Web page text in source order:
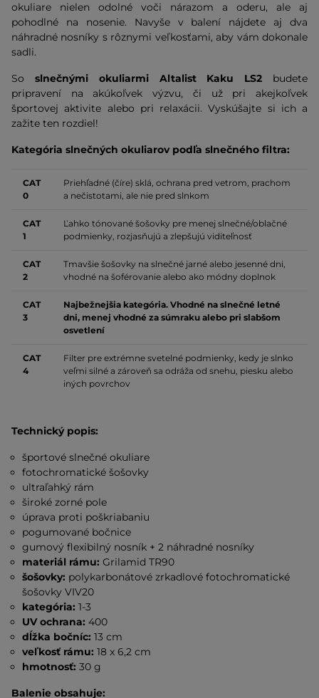
okuliare nielen odolné voči nárazom a oderu, ale aj
pohodlné na nosenie. Navyše v balení nájdete aj dva
náhradné nosníky s rôznymi veľkosťami, aby vám dokonale
sadli.
So slnečnými okuliarmi Altalist Kaku LS2 budete
pripravení na akúkoľvek výzvu, či už pri akejkoľvek
športovej aktivite alebo pri relaxácii. Vyskúšajte si ich a
zažite ten rozdiel!
Kategória slnečných okuliarov podľa slnečného filtra:
CAT
0
Priehľadné (číre) sklá, ochrana pred vetrom, prachom
a nečistotami, ale nie pred slnkom
CAT
1
Ľahko tónované šošovky pre menej slnečné/oblačné
podmienky, rozjasňujú a zlepšujú viditeľnosť
CAT
2
Tmavšie šošovky na slnečné jarné alebo jesenné dni,
vhodné na šoférovanie alebo ako módny doplnok
CAT
3
Najbežnejšia kategória. Vhodné na slnečné letné
dni, menej vhodné za súmraku alebo pri slabšom
osvetlení
CAT
4
Filter pre extrémne svetelné podmienky, kedy je slnko
veľmi silné a zároveň sa odráža od snehu, piesku alebo
iných povrchov
Technický popis:
športové slnečné okuliare
fotochromatické šošovky
ultraľahký rám
široké zorné pole
úprava proti poškriabaniu
pogumované bočnice
gumový flexibilný nosník + 2 náhradné nosníky
materiál rámu: Grilamid TR90
šošovky: polykarbonátové zrkadlové fotochromatické
šošovky VIV20
kategória:1-3
UV ochrana: 400
dĺžka bočníc: 13 cm
veľkosť rámu: 18 x 6,2 cm
hmotnosť: 30 g
Balenie obsahuje: